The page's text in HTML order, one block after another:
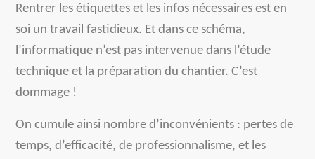
Rentrer les étiquettes et les infos nécessaires est en
soi un travail fastidieux. Et dans ce schéma,
l’informatique n’est pas intervenue dans l’étude
technique et la préparation du chantier. C’est
dommage !
On cumule ainsi nombre d’inconvénients : pertes de
temps, d’efficacité, de professionnalisme, et les